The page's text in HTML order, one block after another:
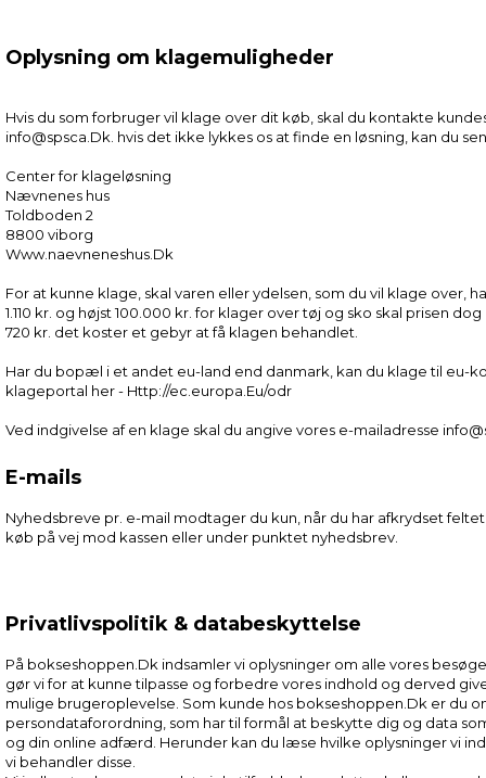
Oplysning om klagemuligheder
Hvis du som forbruger vil klage over dit køb, skal du kontakte
info@spsca.Dk. hvis det ikke lykkes os at finde en løsning, kan du
Center for klageløsning
Nævnenes hus
Toldboden 2
8800 viborg
Www.naevneneshus.Dk
For at kunne klage, skal varen eller ydelsen, som du vil klage over,
1.110 kr. og højst 100.000 kr. for klager over tøj og sko skal prisen
720 kr. det koster et gebyr at få klagen behandlet.
Har du bopæl i et andet eu-land end danmark, kan du klage til eu-
klageportal her - Http://ec.europa.Eu/odr
Ved indgivelse af en klage skal du angive vores e-mailadresse
E-mails
Nyhedsbreve pr. e-mail modtager du kun, når du har afkrydset
køb på vej mod kassen eller under punktet nyhedsbrev.
Privatlivspolitik & databeskyttelse
På bokseshoppen.Dk indsamler vi oplysninger om alle vores
gør vi for at kunne tilpasse og forbedre vores indhold og derved
mulige brugeroplevelse. Som kunde hos bokseshoppen.Dk er du
persondataforordning, som har til formål at beskytte dig og data
og din online adfærd. Herunder kan du læse hvilke oplysninger vi
vi behandler disse.